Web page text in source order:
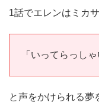
1話でエレンはミカ
「いってらっしゃ
と声をかけられる夢